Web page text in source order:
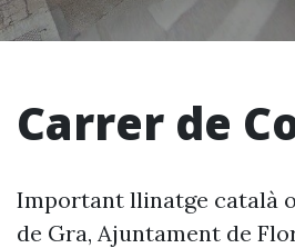
Carrer de
Important llinatge català
de Gra, Ajuntament de